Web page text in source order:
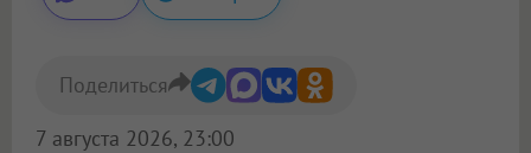
7 августа 2026, 23:00
Поделиться